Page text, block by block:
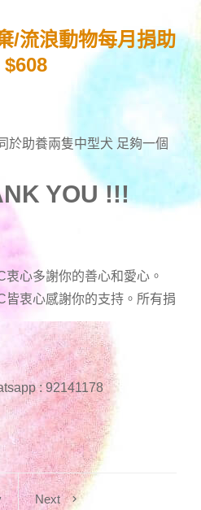
/流浪動物每月捐助
於助養兩隻中型犬 足夠一個
YOU !!!
心多謝你的善心和愛心。
皆衷心感謝你的支持。所有捐
: 92141178
Next